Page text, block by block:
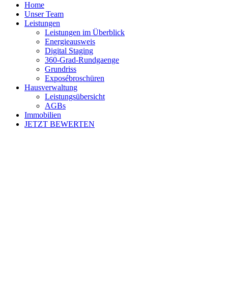
Home
Unser Team
Leistungen
Leistungen im Überblick
Energieausweis
Digital Staging
360-Grad-Rundgaenge
Grundriss
Exposébroschüren
Hausverwaltung
Leistungsübersicht
AGBs
Immobilien
JETZT BEWERTEN